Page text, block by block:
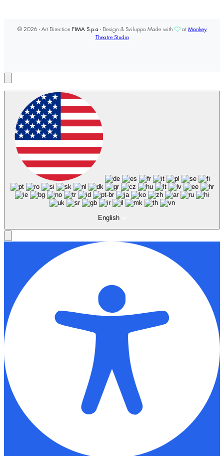
© 2026 - Art Direction FIMA S.p.a - Design & Sviluppo Made with at Monkey
Theatre Studio
English